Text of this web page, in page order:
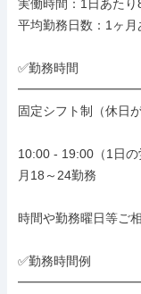
実働時間：1日あたり
平均勤務日数：1ヶ
✅勤務時間
固定シフト制（休日
10:00 - 19:00（1日の
月18～24勤務
時間や勤務曜日等ご
✅勤務時間例